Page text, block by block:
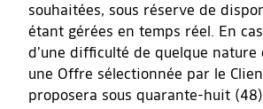
souhaitées, sous réserve de
étant gérées en temps réel. En
d’une difficulté de quelque nature
une Offre sélectionnée par le
proposera sous quarante-huit